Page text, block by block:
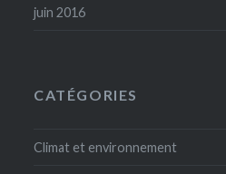
juin 2016
CATÉGORIES
Climat et environnement